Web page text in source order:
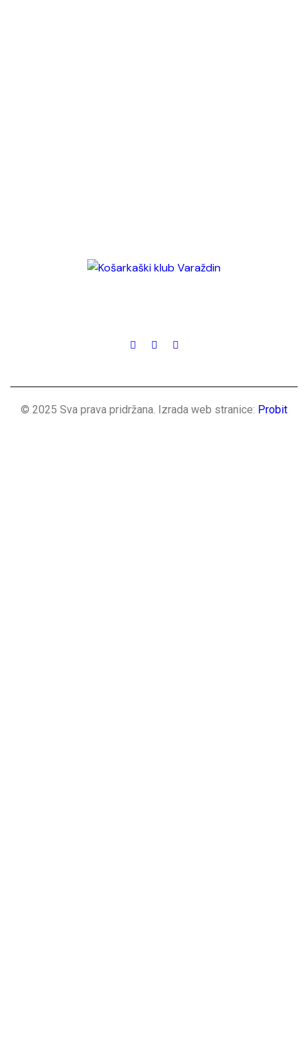
© 2025 Sva prava pridržana. Izrada web stranice: Probit